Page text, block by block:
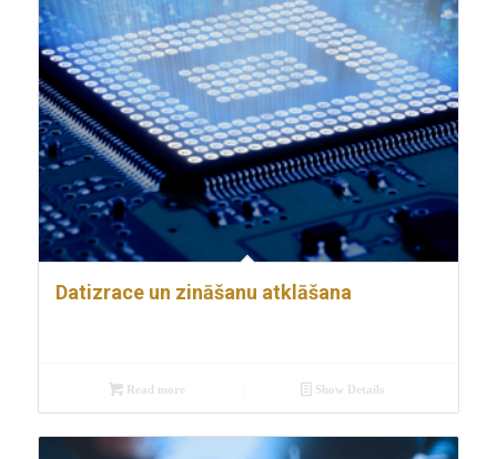
Datizrace un zināšanu atklāšana
Read more Show Details